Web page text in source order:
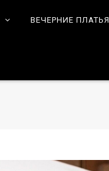
ВЕЧЕРНИЕ ПЛАТЬЯ